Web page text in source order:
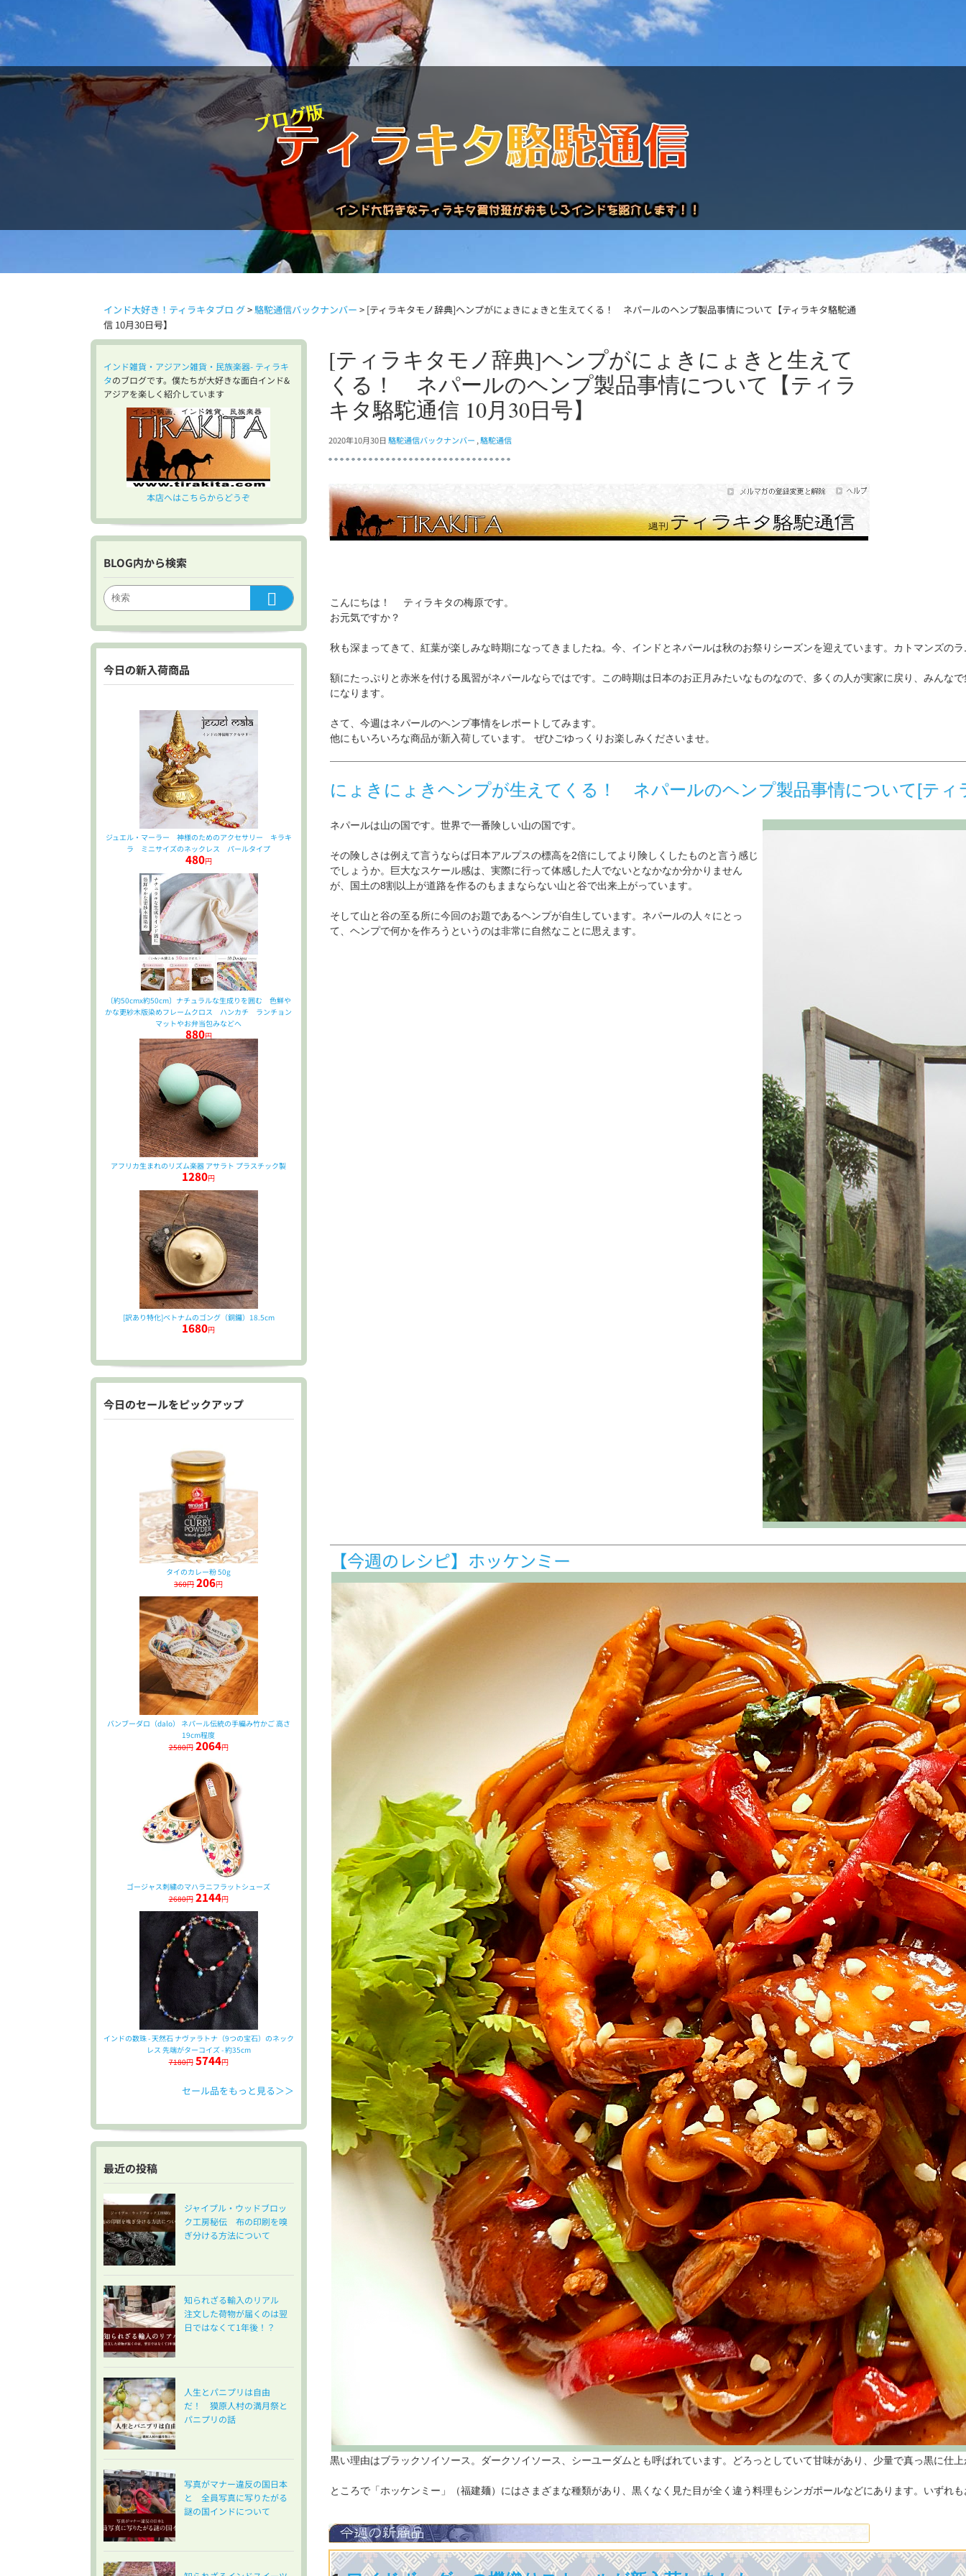
インド大好き！ティラキタブロ グ>駱駝通信バックナンバー > [ティラキタモノ辞典]ヘンプがにょきにょきと生えてくる！ ネパールのヘンプ製品事情について【ティラキタ駱駝通
信 10月30日号】
[ティラキタモノ辞典]ヘンプがにょきにょきと生えて
くる！ ネパールのヘンプ製品事情について【ティラ
キタ駱駝通信 10月30日号】
2020年10月30日駱駝通信バックナンバー ,駱駝通信
こんにちは！ ティラキタの梅原です。
お元気ですか？
秋も深まってきて、紅葉が楽しみな時期になってきましたね。今、インドとネパールは秋のお祭りシーズンを迎えています。カトマンズの
額にたっぷりと赤米を付ける風習がネパールならではです。この時期は日本のお正月みたいなものなので、多くの人が実家に戻り、みんな
になります。
さて、今週はネパールのヘンプ事情をレポートしてみます。
他にもいろいろな商品が新入荷しています。 ぜひごゆっくりお楽しみくださいませ。
にょきにょきヘンプが生えてくる！ ネパールのヘンプ製品事情について[ティ
ネパールは山の国です。世界で一番険しい山の国です。
その険しさは例えて言うならば日本アルプスの標高を2倍にしてより険しくしたものと言う感じ
でしょうか。巨大なスケール感は、実際に行って体感した人でないとなかなか分かりません
が、国土の8割以上が道路を作るのもままならない山と谷で出来上がっています。
そして山と谷の至る所に今回のお題であるヘンプが自生しています。ネパールの人々にとっ
て、ヘンプで何かを作ろうというのは非常に自然なことに思えます。
【今週のレシピ】ホッケンミー
黒い理由はブラックソイソース。ダークソイソース、シーユーダムとも呼ばれています。どろっとしていて甘味があり、少量で真っ黒に仕
ところで「ホッケンミー」（福建麺）にはさまざまな種類があり、黒くなく見た目が全く違う料理もシンガポールなどにあります。いずれ
インド雑貨・アジアン雑貨・民族楽器- ティラキ
タのブログです。僕たちが大好きな面白インド&
アジアを楽しく紹介しています
本店へはこちらからどうぞ
BLOG内から検索
今日の新入荷商品
ジュエル・マーラー 神様のためのアクセサリー キラキ
ラ ミニサイズのネックレス パールタイプ
480円
〔約50cmx約50cm〕ナチュラルな生成りを囲む 色鮮や
かな更紗木版染めフレームクロス ハンカチ ランチョン
マットやお弁当包みなどへ
880円
アフリカ生まれのリズム楽器 アサラト プラスチック製
1280円
[訳あり特化]ベトナムのゴング（銅鑼）18.5cm
1680円
今日のセールをピックアップ
タイのカレー粉 50g
360円 206円
バンブーダロ（dalo） ネパール伝統の手編み竹かご 高さ
19cm程度
2580円2064円
ゴージャス刺繍のマハラニフラットシューズ
2680円2144円
インドの数珠 - 天然石 ナヴァラトナ（9つの宝石）のネック
レス 先端がターコイズ - 約35cm
7180円5744円
セール品をもっと見る＞＞
最近の投稿
ジャイプル・ウッドブロッ
ク工房秘伝 布の印刷を嗅
ぎ分ける方法について
知られざる輸入のリアル
注文した荷物が届くのは翌
日ではなくて1年後！？
人生とパニプリは自由
だ！ 獏原人村の満月祭と
パニプリの話
写真がマナー違反の国日本
と 全員写真に写りたがる
謎の国インドについて